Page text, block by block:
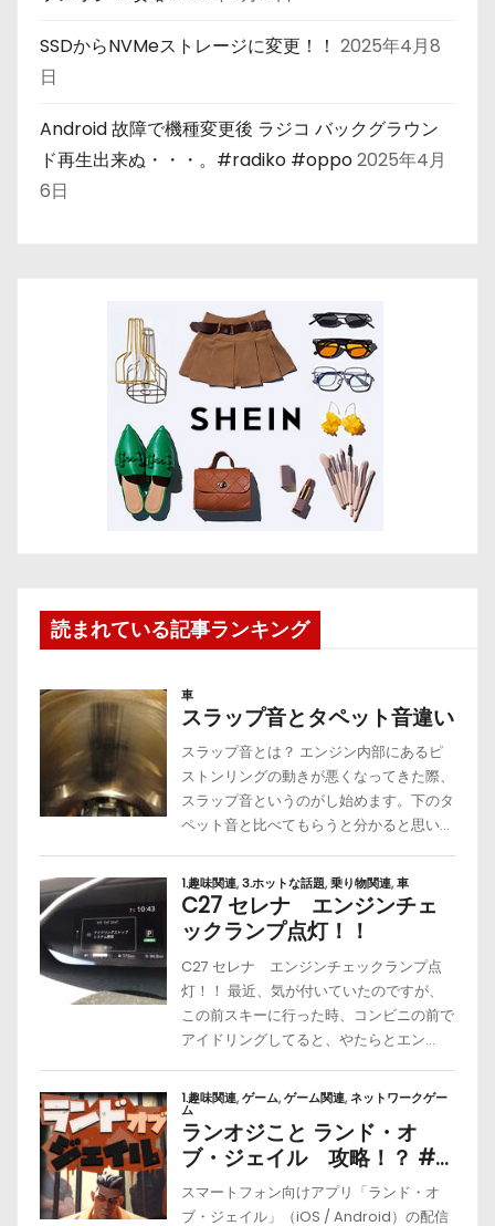
SSDからNVMeストレージに変更！！ 2025年4月8
日
Android 故障で機種変更後 ラジコ バックグラウン
ド再生出来ぬ・・・。#radiko #oppo2025年4月
6日
読まれている記事ランキング